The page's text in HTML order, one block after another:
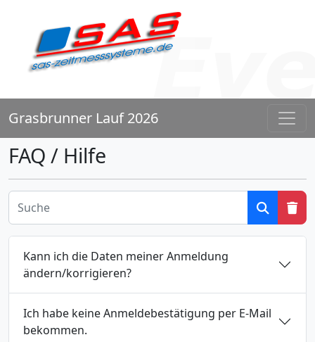
Grasbrunner Lauf 2026
FAQ / Hilfe
Kann ich die Daten meiner Anmeldung
ändern/korrigieren?
Ich habe keine Anmeldebestätigung per E-Mail
bekommen.